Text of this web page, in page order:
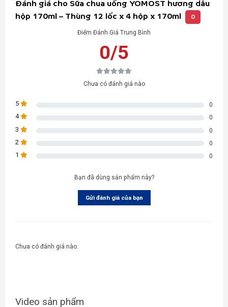
Đánh giá cho Sữa chua uống YOMOST hương dâu
hộp 170ml – Thùng 12 lốc x 4 hộp x 170ml
0
Điểm Đánh Giá Trung Bình
0/5
Chưa có đánh giá nào
5 0
4 0
3 0
2 0
1 0
Bạn đã dùng sản phẩm này?
Gửi đánh giá của bạn
Chưa có đánh giá nào.
Video sản phẩm